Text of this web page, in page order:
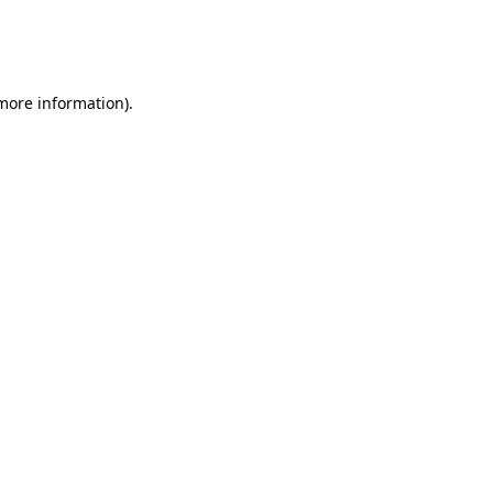
information).